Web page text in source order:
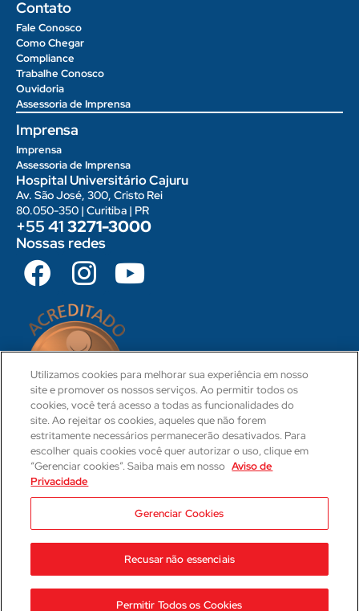
Contato
Fale Conosco
Como Chegar
Compliance
Trabalhe Conosco
Ouvidoria
Assessoria de Imprensa
Imprensa
Imprensa
Assessoria de Imprensa
Hospital Universitário Cajuru
Av. São José, 300, Cristo Rei
80.050-350 | Curitiba | PR
+55 413271-3000
Nossas redes
CRM 31-PR
Responsável Técnica Médica
CRM: 29623-PR | RQE: 21593
2023 © Hospital Cajuru Aviso de Privacidade
Utilizamos cookies para melhorar sua experiência em nosso
site e promover os nossos serviços. Ao permitir todos os
cookies, você terá acesso a todas as funcionalidades do
site. Ao rejeitar os cookies, aqueles que não forem
estritamente necessários permanecerão desativados. Para
escolher quais cookies você quer autorizar o uso, clique em
“Gerenciar cookies”. Saiba mais em nosso Aviso de
Privacidade
Gerenciar Cookies
Recusar não essenciais
Permitir Todos os Cookies